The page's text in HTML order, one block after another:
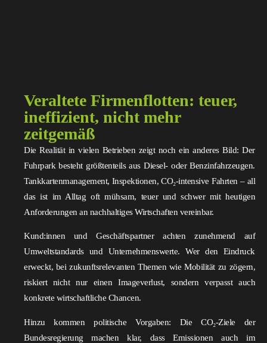
Veraltete Firmenflotten: teuer,
ineffizient, nicht mehr
zeitgemäß
Die Realität in vielen Betrieben zeigt noch ein anderes Bild: Der
Fuhrpark besteht größtenteils aus Diesel- oder Benzinfahrzeugen.
Tankkartenmanagement, Inspektionen, CO₂-intensive Fahrten – all
das ist im Alltag oft mühsam, teuer und schwer mit heutigen
Anforderungen an nachhaltiges Wirtschaften vereinbar.
Kund:innen und Geschäftspartner achten zunehmend auf
Umweltstandards und Unternehmenswerte. Wer den Eindruck
erweckt, bei zukunftsrelevanten Themen wie Mobilität zu zögern,
riskiert nicht nur einen Imageverlust, sondern verpasst auch
konkrete wirtschaftliche Chancen.
Hinzu kommen politische Vorgaben: Die CO₂-Ziele der
Bundesregierung machen klar, dass Emissionen auch im